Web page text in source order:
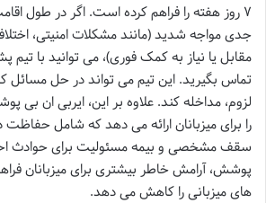
۷ روز هفته را فراهم کرده است. اگر در طول
جدی مواجه شدید (مانند مشکلات امنیتی،
مقابل یا نیاز به کمک فوری)، می توانید با تیم
تماس بگیرید. این تیم می تواند در حل
را برای میزبانان ارائه می دهد که شامل حفاظت
سقف مشخصی و بیمه مسئولیت برای حوادث
پوشش، آرامش خاطر بیشتری برای میزبانان
های میزبانی را کاهش می دهد.